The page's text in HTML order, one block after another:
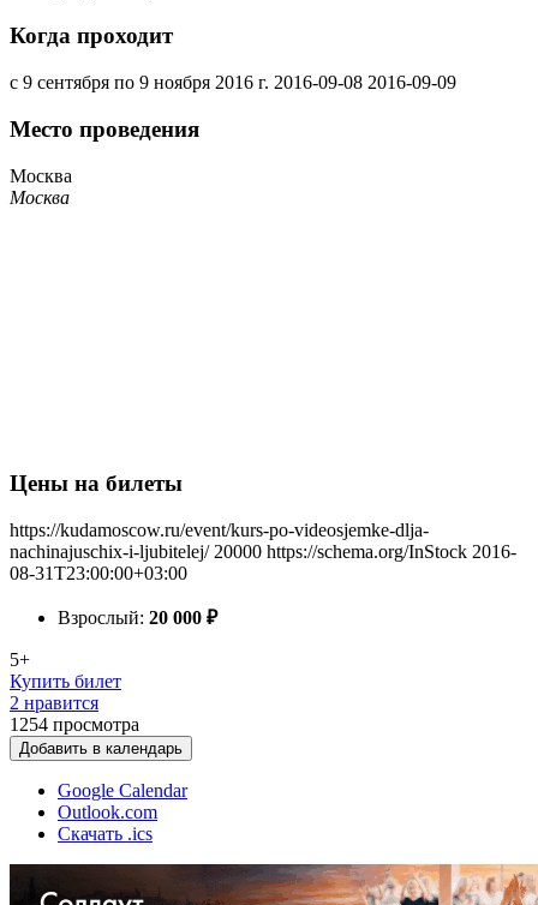
Когда проходит
с 9 сентября по 9 ноября 2016 г. 2016-09-08 2016-09-09
Место проведения
Москва
Москва
Цены на билеты
https://kudamoscow.ru/event/kurs-po-videosjemke-dlja-
nachinajuschix-i-ljubitelej/ 20000 https://schema.org/InStock 2016-
08-31T23:00:00+03:00
Взрослый: 20 000 ₽
5+
Купить билет
2 нравится
1254 просмотра
Добавить в календарь
Google Calendar
Outlook.com
Скачать .ics